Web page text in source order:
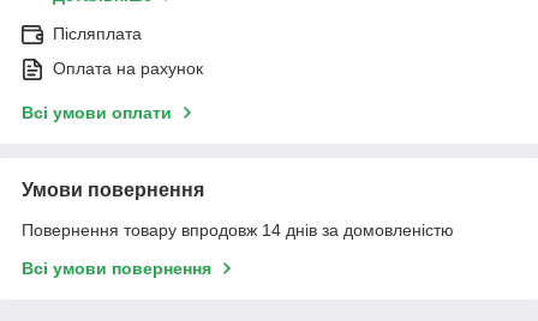
Післяплата
Оплата на рахунок
Всі умови оплати
Умови повернення
Повернення товару впродовж 14 днів за домовленістю
Всі умови повернення